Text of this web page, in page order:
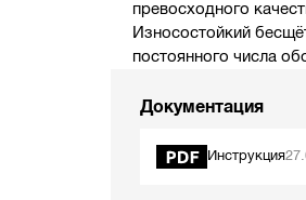
превосходного
Износостойкий
постоянного числа
Документация
Инструкция